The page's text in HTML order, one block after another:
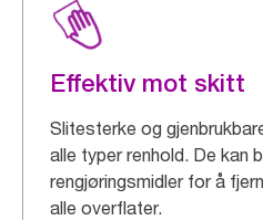
Effektiv mot skitt
Slitesterke og
alle typer renhold. De kan
rengjøringsmidler for å
alle overflater.